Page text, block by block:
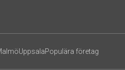
UppsalaPopulära företag